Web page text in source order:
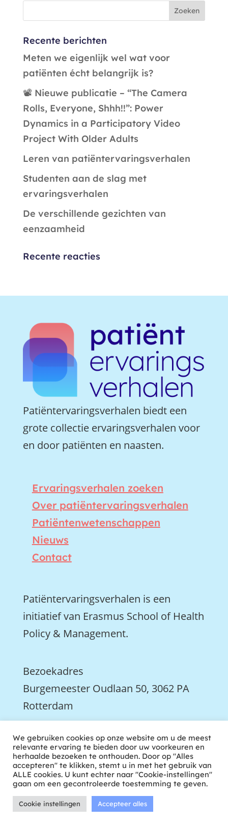
Recente berichten
Meten we eigenlijk wel wat voor
patiënten écht belangrijk is?
📽️ Nieuwe publicatie – “The Camera
Rolls, Everyone, Shhh!!”: Power
Dynamics in a Participatory Video
Project With Older Adults
Leren van patiëntervaringsverhalen
Studenten aan de slag met
ervaringsverhalen
De verschillende gezichten van
eenzaamheid
Recente reacties
Patiëntervaringsverhalen biedt een
grote collectie ervaringsverhalen voor
en door patiënten en naasten.
Ervaringsverhalen zoeken
Over patiëntervaringsverhalen
Patiëntenwetenschappen
Nieuws
Contact
Patiëntervaringsverhalen is een
initiatief van Erasmus School of Health
Policy & Management.
Bezoekadres
Burgemeester Oudlaan 50, 3062 PA
Rotterdam
 We zijn ook actief op LinkedIn
ontwikkeld door tweekoppig
We gebruiken cookies op onze website om u de meest
relevante ervaring te bieden door uw voorkeuren en
herhaalde bezoeken te onthouden. Door op "Alles
accepteren" te klikken, stemt u in met het gebruik van
ALLE cookies. U kunt echter naar "Cookie-instellingen"
gaan om een gecontroleerde toestemming te geven.
Cookie instellingen Accepteer alles